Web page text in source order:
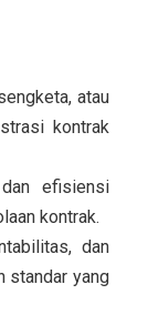
atau
kontrak
efisiensi
kontrak.
dan
standar yang